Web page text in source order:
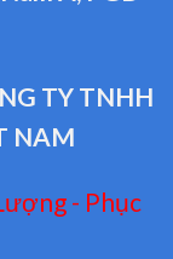
TY TNHH
NAM
- Phục